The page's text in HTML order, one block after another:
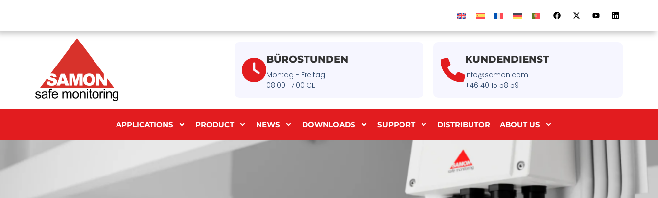
BÜROSTUNDEN
Montag - Freitag
08.00-17.00 CET
KUNDENDIENST
info@samon.com
+46 40 15 58 59
APPLICATIONS PRODUCT NEWS DOWNLOADS SUPPORT DISTRIBUTOR ABOUT US